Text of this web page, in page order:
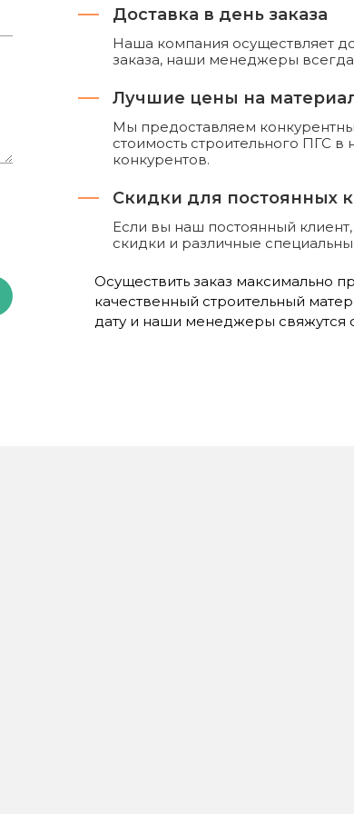
Доставка в день заказа
Наша компания осуществляет
заказа, наши менеджеры всегда
Лучшие цены на
Мы предоставляем
стоимость строительного ПГС
конкурентов.
Скидки для постоянных
Если вы наш постоянный
скидки и различные
Осуществить заказ максимально
качественный строительный
дату и наши менеджеры свяжутся